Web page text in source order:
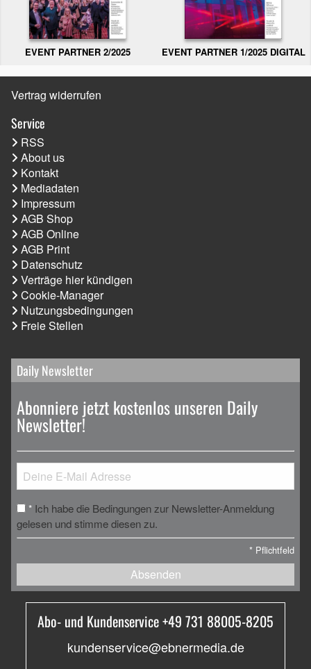
EVENT PARTNER 2/2025 EVENT PARTNER 1/2025 DIGITAL
Vertrag widerrufen
Service
RSS
About us
Kontakt
Mediadaten
Impressum
AGB Shop
AGB Online
AGB Print
Datenschutz
Verträge hier kündigen
Cookie-Manager
Nutzungsbedingungen
Freie Stellen
Daily Newsletter
Abonniere jetzt kostenlos unseren Daily
Newsletter!
* Ich habe die Bedingungen zur Newsletter-Anmeldung
gelesen und stimme diesen zu.
* Pflichtfeld
Absenden
Abo- und Kundenservice +49 731 88005-8205
kundenservice@ebnermedia.de